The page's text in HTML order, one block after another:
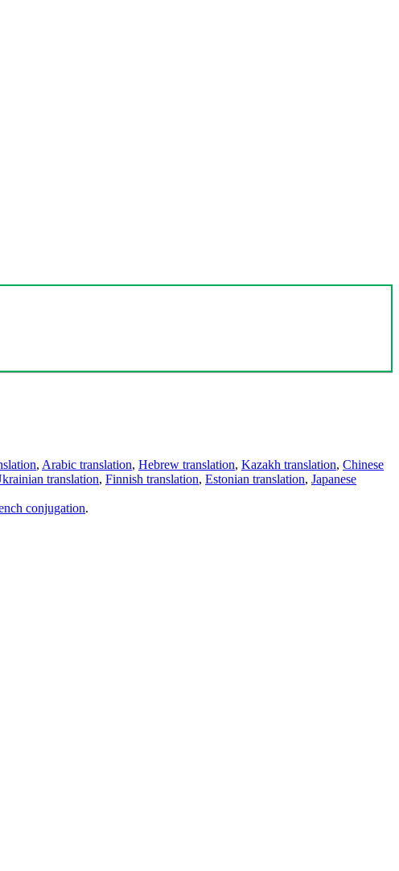
, Arabic translation, Hebrew translation, Kazakh translation, Chinese
translation, Finnish translation, Estonian translation, Japanese
conjugation.